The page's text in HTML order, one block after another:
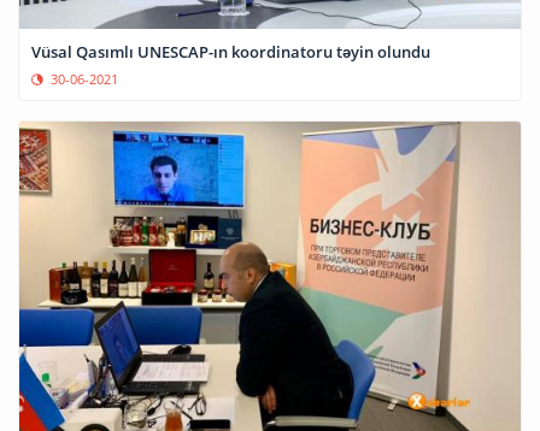
Vüsal Qasımlı UNESCAP-ın koordinatoru təyin olundu
30-06-2021